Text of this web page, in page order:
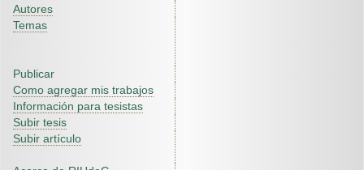
Autores
Temas
Publicar
Como agregar mis trabajos
Información para tesistas
Subir tesis
Subir artículo